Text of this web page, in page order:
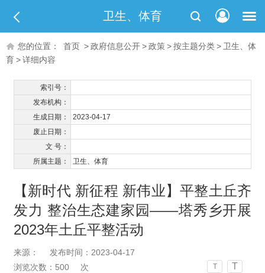
卫生、体育
您的位置： 首页 >政府信息公开>政策>按主题分类> 卫生、体
育>详细内容
索引号：
发布机构：
生成日期：
2023-04-17
废止日期：
文 号：
所属主题：
卫生、体育
【新时代 新征程 新伟业】平整土丘齐
发力 整治生态建家园——塔秀乡开展
2023年土丘平整活动
来源：
发布时间：2023-04-17
浏览次数： 500 次 T T